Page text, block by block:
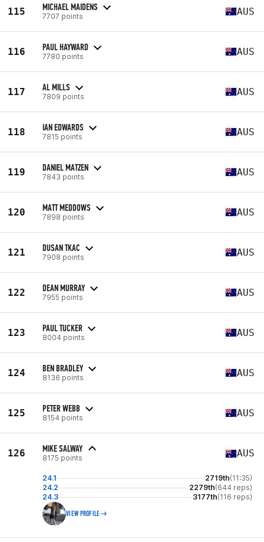
115 MICHAEL MAIDENS
7707 points AUS
116 PAUL HAYWARD
7780 points AUS
117 AL MILLS
7809 points AUS
118 IAN EDWARDS
7815 points AUS
119 DANIEL MATZEN
7843 points AUS
120 MATT MEDDOWS
7898 points AUS
121 DUSAN TKAC
7908 points AUS
122 DEAN MURRAY
7955 points AUS
123 PAUL TUCKER
8004 points AUS
124 BEN BRADLEY
8136 points AUS
125 PETER WEBB
8154 points AUS
126 MIKE SALWAY
8175 points AUS
24.1 2719th(11:35)
24.2
2279th(644 reps)
24.3
3177th(116 reps)
VIEW PROFILE